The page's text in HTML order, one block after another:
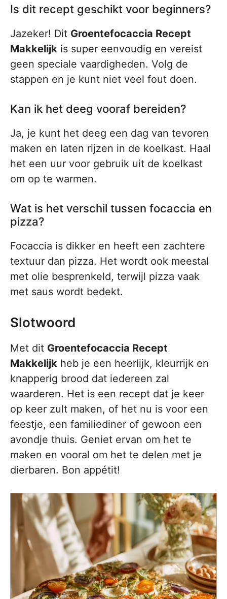
Is dit recept geschikt voor beginners?
Jazeker! Dit Groentefocaccia Recept
Makkelijk is super eenvoudig en vereist
geen speciale vaardigheden. Volg de
stappen en je kunt niet veel fout doen.
Kan ik het deeg vooraf bereiden?
Ja, je kunt het deeg een dag van tevoren
maken en laten rijzen in de koelkast. Haal
het een uur voor gebruik uit de koelkast
om op te warmen.
Wat is het verschil tussen focaccia en
pizza?
Focaccia is dikker en heeft een zachtere
textuur dan pizza. Het wordt ook meestal
met olie besprenkeld, terwijl pizza vaak
met saus wordt bedekt.
Slotwoord
Met dit Groentefocaccia Recept
Makkelijk heb je een heerlijk, kleurrijk en
knapperig brood dat iedereen zal
waarderen. Het is een recept dat je keer
op keer zult maken, of het nu is voor een
feestje, een familiediner of gewoon een
avondje thuis. Geniet ervan om het te
maken en vooral om het te delen met je
dierbaren. Bon appétit!